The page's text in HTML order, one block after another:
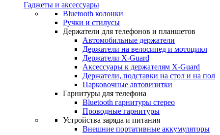
Гаджеты и аксессуары
Bluetooth колонки
Ручки и стилусы
Держатели для телефонов и планшетов
Автомобильные держатели
Держатели на велосипед и мотоцикл
Держатели X-Guard
Аксессуары к держателям X-Guard
Держатели, подставки на стол и на пол
Парковочные автовизитки
Гарнитуры для телефона
Bluetooth гарнитуры стерео
Проводные гарнитуры
Устройства заряда и питания
Внешние портативные аккумуляторы